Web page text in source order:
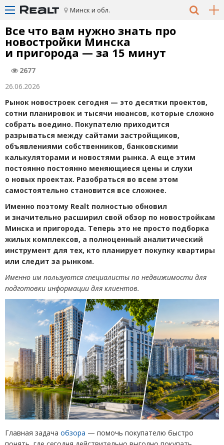
Минск и обл.
Все что вам нужно знать про
новостройки Минска
и пригорода — за 15 минут
2677
26.06.2026
Рынок новостроек сегодня — это десятки проектов,
сотни планировок и тысячи нюансов, которые сложно
собрать воедино. Покупателю приходится
разрываться между сайтами застройщиков,
объявлениями собственников, банковскими
калькуляторами и новостями рынка. А еще этим
постоянно постоянно меняющиеся цены и слухи
о новых проектах. Разобраться во всем этом
самостоятельно становится все сложнее.
Именно поэтому Realt полностью обновил
и значительно расширил свой обзор по новостройкам
Минска и пригорода. Теперь это не просто подборка
жилых комплексов, а полноценный аналитический
инструмент для тех, кто планирует покупку квартиры
или следит за рынком.
Именно им пользуются специалисты по недвижимости для
подготовки информации для клиентов.
Главная задача обзора — помочь покупателю быстро